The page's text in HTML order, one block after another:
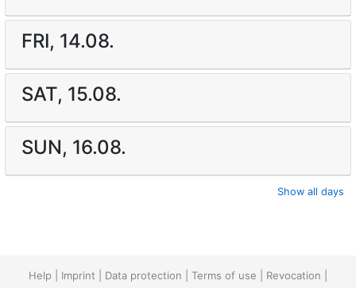
FRI, 14.08.
SAT, 15.08.
SUN, 16.08.
Show all days
Help Imprint Data protection Terms of use Revocation